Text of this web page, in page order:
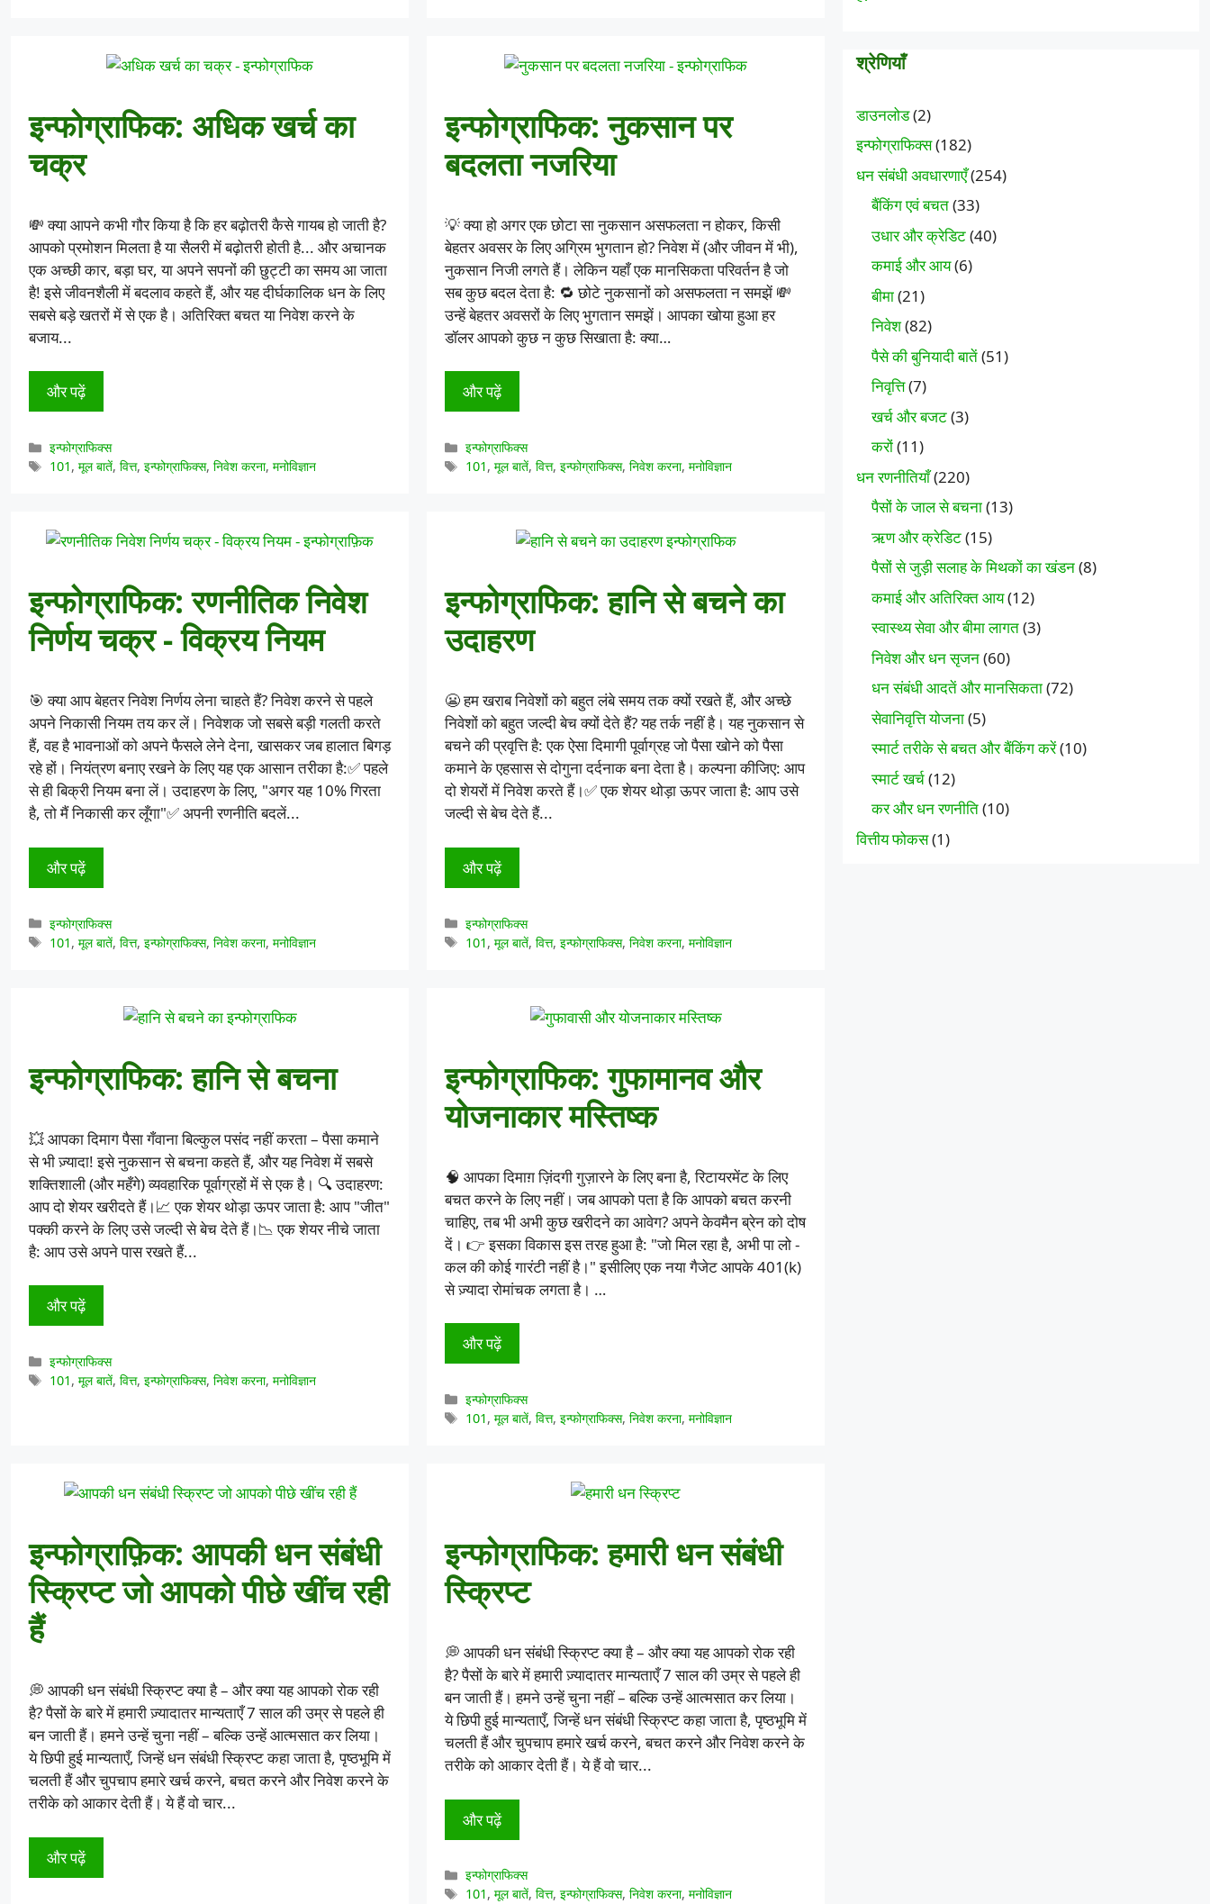
इन्फोग्राफिक: अधिक खर्च का
चक्र
💸 क्या आपने कभी गौर किया है कि हर बढ़ोतरी कैसे गायब हो जाती है?
आपको प्रमोशन मिलता है या सैलरी में बढ़ोतरी होती है... और अचानक
एक अच्छी कार, बड़ा घर, या अपने सपनों की छुट्टी का समय आ जाता
है! इसे जीवनशैली में बदलाव कहते हैं, और यह दीर्घकालिक धन के लिए
सबसे बड़े खतरों में से एक है। अतिरिक्त बचत या निवेश करने के
बजाय...
और पढ़ें
श्रेणियाँ
इन्फोग्राफिक्स
टैग
101,मूल बातें,वित्त,इन्फोग्राफिक्स,निवेश करना,मनोविज्ञान
इन्फोग्राफिक: नुकसान पर
बदलता नजरिया
💡 क्या हो अगर एक छोटा सा नुकसान असफलता न होकर, किसी
बेहतर अवसर के लिए अग्रिम भुगतान हो? निवेश में (और जीवन में भी),
नुकसान निजी लगते हैं। लेकिन यहाँ एक मानसिकता परिवर्तन है जो
सब कुछ बदल देता है: 🔁 छोटे नुकसानों को असफलता न समझें 💸
उन्हें बेहतर अवसरों के लिए भुगतान समझें। आपका खोया हुआ हर
डॉलर आपको कुछ न कुछ सिखाता है: क्या…
और पढ़ें
श्रेणियाँ
इन्फोग्राफिक्स
टैग
101,मूल बातें,वित्त,इन्फोग्राफिक्स,निवेश करना,मनोविज्ञान
इन्फोग्राफिक: रणनीतिक निवेश
निर्णय चक्र - विक्रय नियम
🎯 क्या आप बेहतर निवेश निर्णय लेना चाहते हैं? निवेश करने से पहले
अपने निकासी नियम तय कर लें। निवेशक जो सबसे बड़ी गलती करते
हैं, वह है भावनाओं को अपने फैसले लेने देना, खासकर जब हालात बिगड़
रहे हों। नियंत्रण बनाए रखने के लिए यह एक आसान तरीका है:✅ पहले
से ही बिक्री नियम बना लें। उदाहरण के लिए, "अगर यह 10% गिरता
है, तो मैं निकासी कर लूँगा"✅ अपनी रणनीति बदलें...
और पढ़ें
श्रेणियाँ
इन्फोग्राफिक्स
टैग
101,मूल बातें,वित्त,इन्फोग्राफिक्स,निवेश करना,मनोविज्ञान
इन्फोग्राफिक: हानि से बचने का
उदाहरण
😬 हम खराब निवेशों को बहुत लंबे समय तक क्यों रखते हैं, और अच्छे
निवेशों को बहुत जल्दी बेच क्यों देते हैं? यह तर्क नहीं है। यह नुकसान से
बचने की प्रवृत्ति है: एक ऐसा दिमागी पूर्वाग्रह जो पैसा खोने को पैसा
कमाने के एहसास से दोगुना दर्दनाक बना देता है। कल्पना कीजिए: आप
दो शेयरों में निवेश करते हैं।✅ एक शेयर थोड़ा ऊपर जाता है: आप उसे
जल्दी से बेच देते हैं...
और पढ़ें
श्रेणियाँ
इन्फोग्राफिक्स
टैग
101,मूल बातें,वित्त,इन्फोग्राफिक्स,निवेश करना,मनोविज्ञान
इन्फोग्राफिक: हानि से बचना
💥 आपका दिमाग पैसा गँवाना बिल्कुल पसंद नहीं करता – पैसा कमाने
से भी ज़्यादा! इसे नुकसान से बचना कहते हैं, और यह निवेश में सबसे
शक्तिशाली (और महँगे) व्यवहारिक पूर्वाग्रहों में से एक है। 🔍 उदाहरण:
आप दो शेयर खरीदते हैं।📈 एक शेयर थोड़ा ऊपर जाता है: आप "जीत"
पक्की करने के लिए उसे जल्दी से बेच देते हैं।📉 एक शेयर नीचे जाता
है: आप उसे अपने पास रखते हैं...
और पढ़ें
श्रेणियाँ
इन्फोग्राफिक्स
टैग
101,मूल बातें,वित्त,इन्फोग्राफिक्स,निवेश करना,मनोविज्ञान
इन्फोग्राफिक: गुफामानव और
योजनाकार मस्तिष्क
🧠 आपका दिमाग़ ज़िंदगी गुज़ारने के लिए बना है, रिटायरमेंट के लिए
बचत करने के लिए नहीं। जब आपको पता है कि आपको बचत करनी
चाहिए, तब भी अभी कुछ खरीदने का आवेग? अपने केवमैन ब्रेन को दोष
दें। 👉 इसका विकास इस तरह हुआ है: "जो मिल रहा है, अभी पा लो -
कल की कोई गारंटी नहीं है।" इसीलिए एक नया गैजेट आपके 401(k)
से ज़्यादा रोमांचक लगता है। …
और पढ़ें
श्रेणियाँ
इन्फोग्राफिक्स
टैग
101,मूल बातें,वित्त,इन्फोग्राफिक्स,निवेश करना,मनोविज्ञान
इन्फोग्राफ़िक: आपकी धन संबंधी
स्क्रिप्ट जो आपको पीछे खींच रही
हैं
💭 आपकी धन संबंधी स्क्रिप्ट क्या है – और क्या यह आपको रोक रही
है? पैसों के बारे में हमारी ज़्यादातर मान्यताएँ 7 साल की उम्र से पहले ही
बन जाती हैं। हमने उन्हें चुना नहीं – बल्कि उन्हें आत्मसात कर लिया।
ये छिपी हुई मान्यताएँ, जिन्हें धन संबंधी स्क्रिप्ट कहा जाता है, पृष्ठभूमि में
चलती हैं और चुपचाप हमारे खर्च करने, बचत करने और निवेश करने के
तरीके को आकार देती हैं। ये हैं वो चार...
और पढ़ें
इन्फोग्राफिक: हमारी धन संबंधी
स्क्रिप्ट
💭 आपकी धन संबंधी स्क्रिप्ट क्या है – और क्या यह आपको रोक रही
है? पैसों के बारे में हमारी ज़्यादातर मान्यताएँ 7 साल की उम्र से पहले ही
बन जाती हैं। हमने उन्हें चुना नहीं – बल्कि उन्हें आत्मसात कर लिया।
ये छिपी हुई मान्यताएँ, जिन्हें धन संबंधी स्क्रिप्ट कहा जाता है, पृष्ठभूमि में
चलती हैं और चुपचाप हमारे खर्च करने, बचत करने और निवेश करने के
तरीके को आकार देती हैं। ये हैं वो चार...
और पढ़ें
श्रेणियाँ
इन्फोग्राफिक्स
टैग
101,मूल बातें,वित्त,इन्फोग्राफिक्स,निवेश करना,मनोविज्ञान
श्रेणियाँ
डाउनलोड(2)
इन्फोग्राफिक्स(182)
धन संबंधी अवधारणाएँ(254)
बैंकिंग एवं बचत(33)
उधार और क्रेडिट(40)
कमाई और आय(6)
बीमा(21)
निवेश(82)
पैसे की बुनियादी बातें(51)
निवृत्ति(7)
खर्च और बजट(3)
करों(11)
धन रणनीतियाँ(220)
पैसों के जाल से बचना(13)
ऋण और क्रेडिट(15)
पैसों से जुड़ी सलाह के मिथकों का खंडन(8)
कमाई और अतिरिक्त आय(12)
स्वास्थ्य सेवा और बीमा लागत(3)
निवेश और धन सृजन(60)
धन संबंधी आदतें और मानसिकता(72)
सेवानिवृत्ति योजना(5)
स्मार्ट तरीके से बचत और बैंकिंग करें(10)
स्मार्ट खर्च(12)
कर और धन रणनीति(10)
वित्तीय फोकस(1)